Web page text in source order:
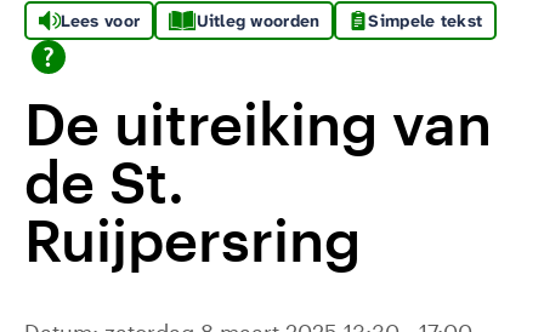
Lees voor Uitleg woorden Simpele tekst
De uitreiking van
de St.
Ruijpersring